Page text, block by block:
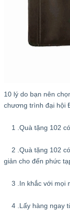
10 lý do bạn nên
chương trình đại hội
1 .Quà tặng 102
2 .Quà tặng 102
giản cho đến phức
3 .In khắc với mọi
4 .Lấy hàng ngay